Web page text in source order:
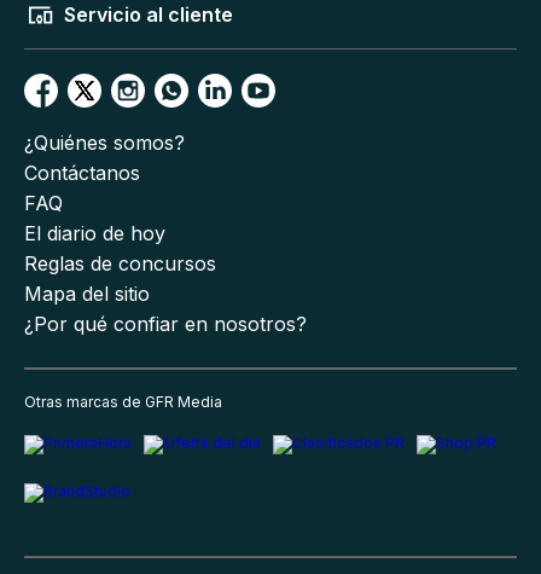
Servicio al cliente
¿Quiénes somos?
Contáctanos
FAQ
El diario de hoy
Reglas de concursos
Mapa del sitio
¿Por qué confiar en nosotros?
Otras marcas de GFR Media